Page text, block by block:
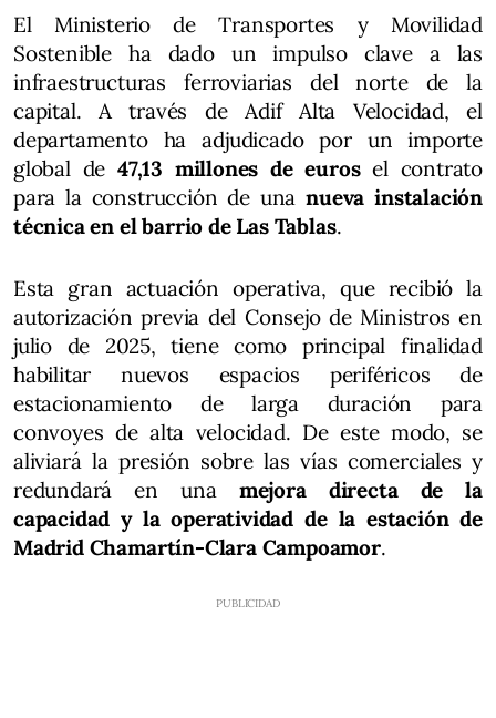
El Ministerio de Transportes y Movilidad
Sostenible ha dado un impulso clave a las
infraestructuras ferroviarias del norte de la
capital. A través de Adif Alta Velocidad, el
departamento ha adjudicado por un importe
global de 47,13 millones de eurosel contrato
para la construcción de unanueva instalación
técnica en el barrio de Las Tablas.
Esta gran actuación operativa, que recibió la
autorización previa del Consejo de Ministros en
julio de 2025, tiene como principal finalidad
habilitar nuevos espacios periféricos de
estacionamiento de larga duración para
convoyes de alta velocidad. De este modo, se
aliviará la presión sobre las vías comerciales y
redundará en una mejora directa de la
capacidad y la operatividad de la estación de
Madrid Chamartín-Clara Campoamor.